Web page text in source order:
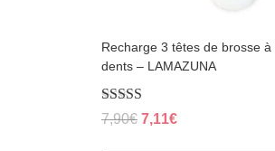
Recharge 3 têtes de brosse à
dents – LAMAZUNA
Rated
5.00
7,90€ Original
7,11€Current
page